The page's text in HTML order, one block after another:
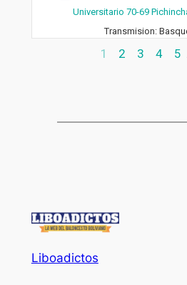
Universitario 70-69
Transmision:
1 2 3 4 5
Liboadictos